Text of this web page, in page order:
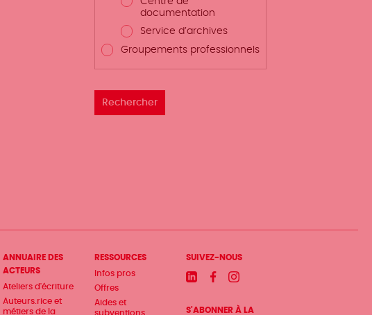
documentation
Service d’archives
Groupements professionnels
ANNUAIRE DES
ACTEURS
Ateliers d'écriture
Auteurs.rice et
métiers de la
RESSOURCES
Infos pros
Offres
Aides et
subventions
SUIVEZ-NOUS
LinkedinFacebookInstagram
S'ABONNER À LA